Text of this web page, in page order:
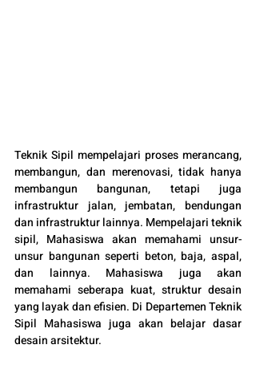
Teknik Sipil mempelajari proses merancang,
membangun, dan merenovasi, tidak hanya
membangun bangunan, tetapi juga
infrastruktur jalan, jembatan, bendungan
dan infrastruktur lainnya. Mempelajari teknik
sipil, Mahasiswa akan memahami unsur-
unsur bangunan seperti beton, baja, aspal,
dan lainnya. Mahasiswa juga akan
memahami seberapa kuat, struktur desain
yang layak dan efisien. Di Departemen Teknik
Sipil Mahasiswa juga akan belajar dasar
desain arsitektur.